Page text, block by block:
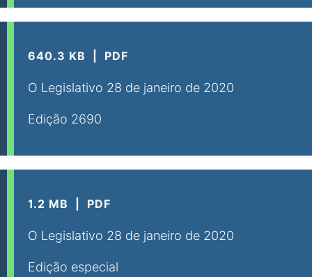
640.3 KB PDF
O Legislativo 28 de janeiro de 2020
Edição 2690
1.2 MB PDF
O Legislativo 28 de janeiro de 2020
Edição especial